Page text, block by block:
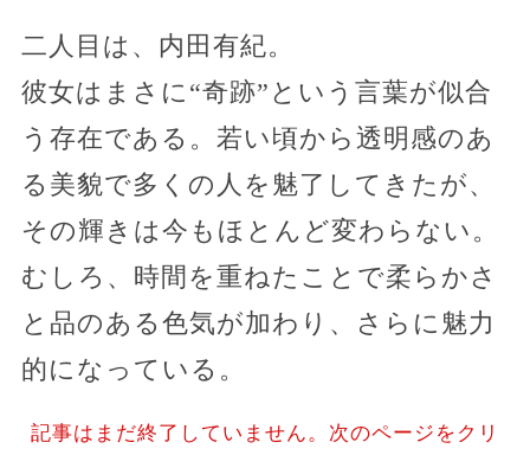
二人目は、内田有紀。
彼女はまさに“奇跡”という言葉が似合
う存在である。若い頃から透明感のあ
る美貌で多くの人を魅了してきたが、
その輝きは今もほとんど変わらない。
むしろ、時間を重ねたことで柔らかさ
と品のある色気が加わり、さらに魅力
的になっている。
記事はまだ終了していません。次のページをクリ